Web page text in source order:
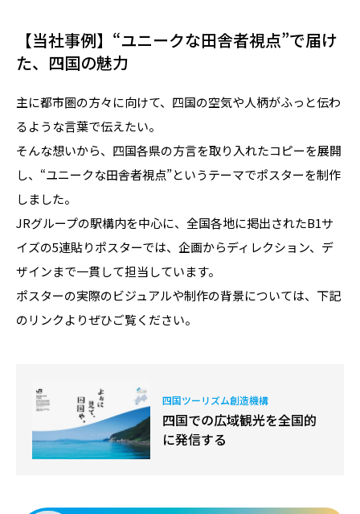
【当社事例】“ユニークな田舎者視点”で届け
た、四国の魅力
主に都市圏の方々に向けて、四国の空気や人柄がふっと伝わ
るような言葉で伝えたい。
そんな想いから、四国各県の方言を取り入れたコピーを展開
し、“ユニークな田舎者視点”というテーマでポスターを制作
しました。
JRグループの駅構内を中心に、全国各地に掲出されたB1サ
イズの5連貼りポスターでは、企画からディレクション、デ
ザインまで一貫して担当しています。
ポスターの実際のビジュアルや制作の背景については、下記
のリンクよりぜひご覧ください。
四国ツーリズム創造機構
四国での広域観光を全国的
に発信する